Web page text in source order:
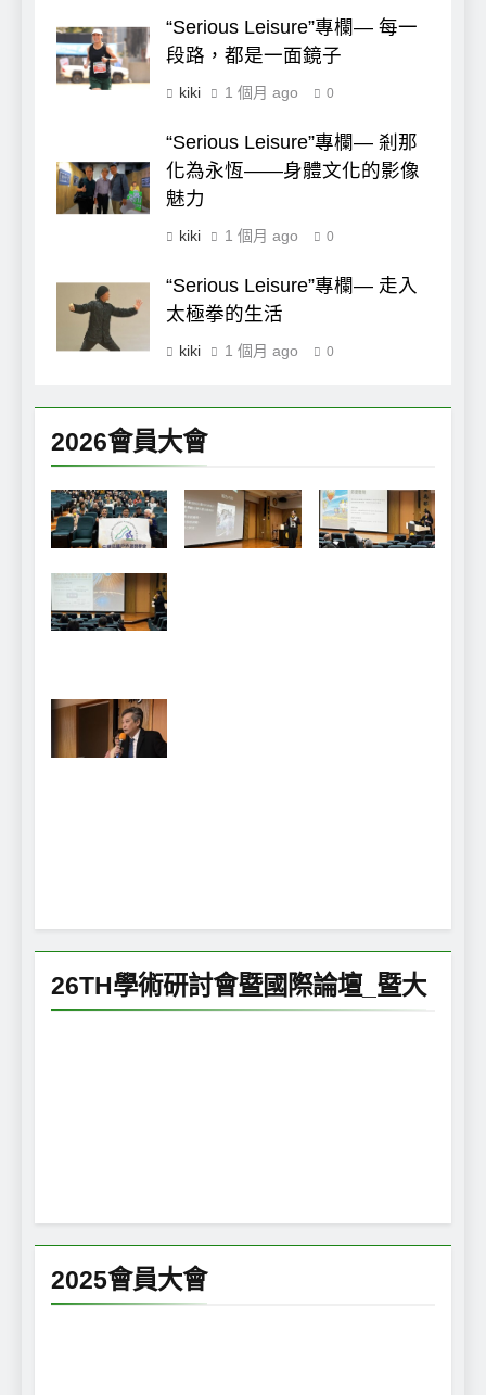
“Serious Leisure”專欄— 每一
段路，都是一面鏡子
kiki 1 個月 ago 0
“Serious Leisure”專欄— 剎那
化為永恆——身體文化的影像
魅力
kiki 1 個月 ago 0
“Serious Leisure”專欄— 走入
太極拳的生活
kiki 1 個月 ago 0
2026會員大會
26TH學術研討會暨國際論壇_暨大
2025會員大會